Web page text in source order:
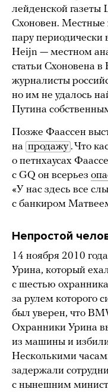
лейденской газеты
Схоновен. Местные
пару периодически
Heijn — местном
статьи Схоновена в
журналисты
но им не удалось
Путина
Позже Фаассен
на продажу . Что
о петнхаусах
с GQ он всерьез
«У нас здесь все
с банкиром
Непростой
14 ноября 2010
Урина, который
с шестью
за рулем которого
был уверен, что
Охранники Урина
из машины и
Несколькими
задержали
с нынешним